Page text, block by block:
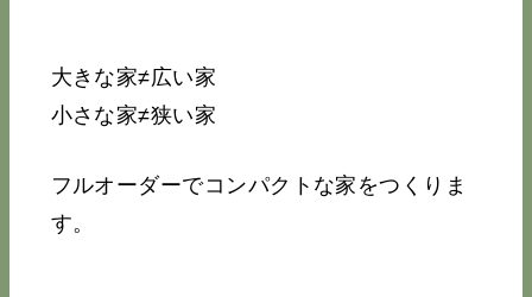
大きな家≠広い家
小さな家≠狭い家
フルオーダーでコンパクトな家をつくりま
す。